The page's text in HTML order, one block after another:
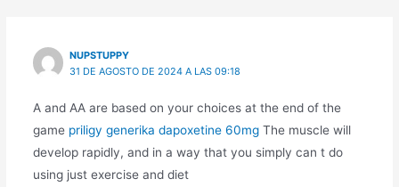
NUPSTUPPY
31 DE AGOSTO DE 2024 A LAS 09:18
A and AA are based on your choices at the end of the
game priligy generika dapoxetine 60mgThe muscle will
develop rapidly, and in a way that you simply can t do
using just exercise and diet